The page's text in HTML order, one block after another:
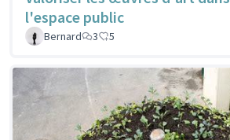
l'espace public
Bernard
3 5